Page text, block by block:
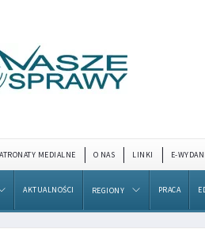
MEDIALNE O NAS LINKI E-
AKTUALNOŚCI REGIONY PRACA